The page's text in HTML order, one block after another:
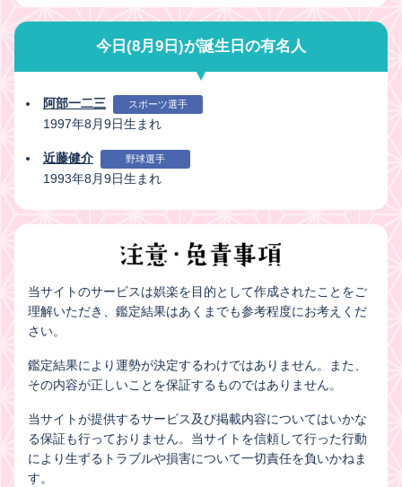
今日(8月9日)が誕生日の有名人
阿部一二三 スポーツ選手
1997年8月9日生まれ
近藤健介 野球選手
1993年8月9日生まれ
当サイトのサービスは娯楽を目的として作成されたことをご
理解いただき、鑑定結果はあくまでも参考程度にお考えくだ
さい。
鑑定結果により運勢が決定するわけではありません。また、
その内容が正しいことを保証するものではありません。
当サイトが提供するサービス及び掲載内容についてはいかな
る保証も行っておりません。当サイトを信頼して行った行動
により生ずるトラブルや損害について一切責任を負いかねま
す。